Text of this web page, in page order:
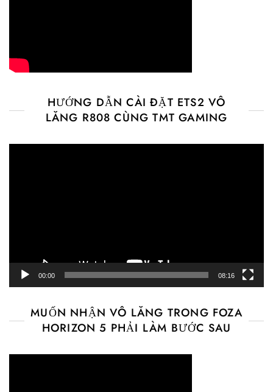
HƯỚNG DẪN CÀI ĐẶT ETS2 VÔ
LĂNG R808 CÙNG TMT GAMING
00:00 08:16
MUỐN NHẬN VÔ LĂNG TRONG FOZA
HORIZON 5 PHẢI LÀM BƯỚC SAU